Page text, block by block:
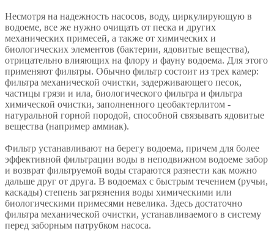
Несмотря на надежность насосов, воду, циркулирующую в
водоеме, все же нужно очищать от песка и других
механических примесей, а также от химических и
биологических элементов (бактерии, ядовитые вещества),
отрицательно влияющих на флору и фауну водоема. Для этого
применяют фильтры. Обычно фильтр состоит из трех камер:
фильтра механической очистки, задерживающего песок,
частицы грязи и ила, биологического фильтра и фильтра
химической очистки, заполненного цеобактерлитом -
натуральной горной породой, способной связывать ядовитые
вещества (например аммиак).
Фильтр устанавливают на берегу водоема, причем для более
эффективной фильтрации воды в неподвижном водоеме забор
и возврат фильтруемой воды стараются разнести как можно
дальше друг от друга. В водоемах с быстрым течением (ручьи,
каскады) степень загрязнения воды химическими или
биологическими примесями невелика. Здесь достаточно
фильтра механической очистки, устанавливаемого в систему
перед заборным патрубком насоса.